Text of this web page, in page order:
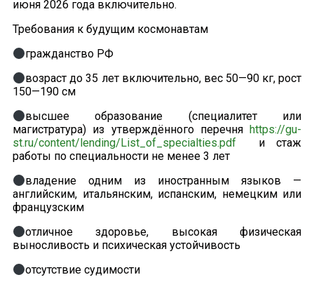
июня 2026 года включительно.
Требования к будущим космонавтам
гражданство РФ
возраст до 35 лет включительно, вес 50—90 кг, рост
150—190 см
высшее образование (специалитет или
магистратура) из утверждённого перечня https://gu-
st.ru/content/lending/List_of_specialties.pdf и стаж
работы по специальности не менее 3 лет
владение одним из иностранным языков —
английским, итальянским, испанским, немецким или
французским
отличное здоровье, высокая физическая
выносливость и психическая устойчивость
отсутствие судимости